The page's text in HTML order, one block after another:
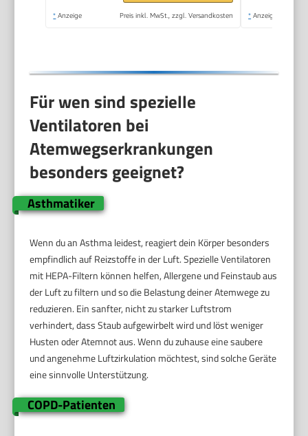
Fernbedienung 3
* Anzeige Preis inkl. MwSt., zzgl. Versandkosten * Anzeige
Für wen sind spezielle
Ventilatoren bei
Atemwegserkrankungen
besonders geeignet?
Asthmatiker
Wenn du an Asthma leidest, reagiert dein Körper besonders
empfindlich auf Reizstoffe in der Luft. Spezielle Ventilatoren
mit HEPA-Filtern können helfen, Allergene und Feinstaub aus
der Luft zu filtern und so die Belastung deiner Atemwege zu
reduzieren. Ein sanfter, nicht zu starker Luftstrom
verhindert, dass Staub aufgewirbelt wird und löst weniger
Husten oder Atemnot aus. Wenn du zuhause eine saubere
und angenehme Luftzirkulation möchtest, sind solche Geräte
eine sinnvolle Unterstützung.
COPD-Patienten